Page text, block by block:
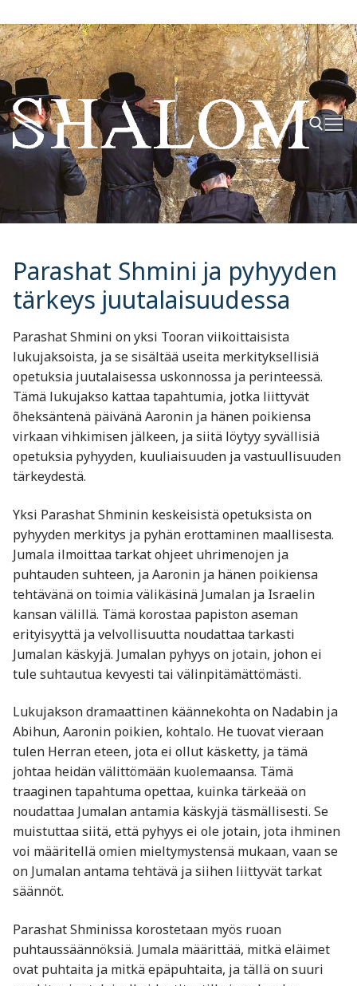
Hyppää
sisältöön
Hae:
Parashat Shmini ja pyhyyden
tärkeys juutalaisuudessa
Parashat Shmini on yksi Tooran viikoittaisista
lukujaksoista, ja se sisältää useita merkityksellisiä
opetuksia juutalaisessa uskonnossa ja perinteessä.
Tämä lukujakso kattaa tapahtumia, jotka liittyvät
õheksäntenä päivänä Aaronin ja hänen poikiensa
virkaan vihkimisen jälkeen, ja siitä löytyy syvällisiä
opetuksia pyhyyden, kuuliaisuuden ja vastuullisuuden
tärkeydestä.
Yksi Parashat Shminin keskeisistä opetuksista on
pyhyyden merkitys ja pyhän erottaminen maallisesta.
Jumala ilmoittaa tarkat ohjeet uhrimenojen ja
puhtauden suhteen, ja Aaronin ja hänen poikiensa
tehtävänä on toimia välikäsinä Jumalan ja Israelin
kansan välillä. Tämä korostaa papiston aseman
erityisyyttä ja velvollisuutta noudattaa tarkasti
Jumalan käskyjä. Jumalan pyhyys on jotain, johon ei
tule suhtautua kevyesti tai välinpitämättömästi.
Lukujakson dramaattinen käännekohta on Nadabin ja
Abihun, Aaronin poikien, kohtalo. He tuovat vieraan
tulen Herran eteen, jota ei ollut käsketty, ja tämä
johtaa heidän välittömään kuolemaansa. Tämä
traaginen tapahtuma opettaa, kuinka tärkeää on
noudattaa Jumalan antamia käskyjä täsmällisesti. Se
muistuttaa siitä, että pyhyys ei ole jotain, jota ihminen
voi määritellä omien mieltymystensä mukaan, vaan se
on Jumalan antama tehtävä ja siihen liittyvät tarkat
säännöt.
Parashat Shminissa korostetaan myös ruoan
puhtaussäännöksiä. Jumala määrittää, mitkä eläimet
ovat puhtaita ja mitkä epäpuhtaita, ja tällä on suuri